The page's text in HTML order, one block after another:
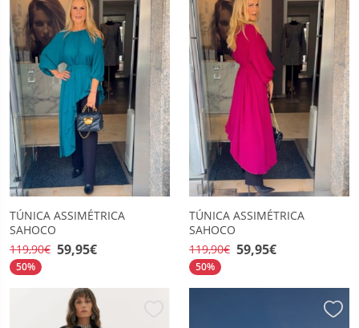
TÚNICA ASSIMÉTRICA
SAHOCO
119,90€ 59,95€
50%
TÚNICA ASSIMÉTRICA
SAHOCO
119,90€ 59,95€
50%